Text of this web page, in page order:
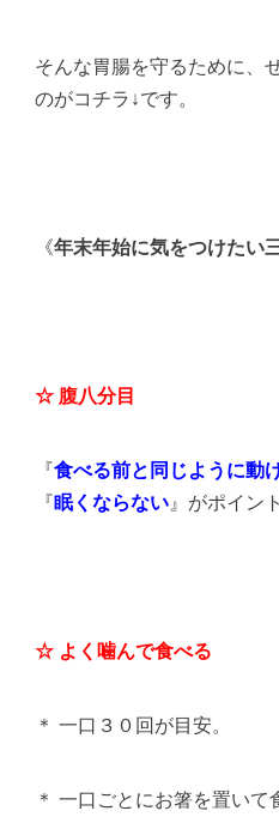
そんな胃腸を守るために、
のがコチラ↓です。
《年末年始に気をつけたい
☆ 腹八分目
『食べる前と同じように動
『眠くならない』がポイン
☆ よく噛んで食べる
＊ 一口３０回が目安。
＊ 一口ごとにお箸を置いて